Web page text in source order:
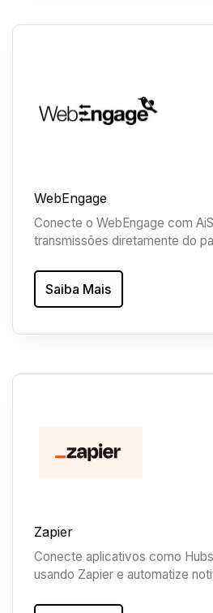
WebEngage
Conecte o WebEngage com
transmissões diretamente do
Saiba Mais
Zapier
Conecte aplicativos como
usando Zapier e automatize